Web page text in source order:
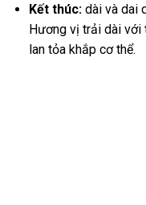
Kết thúc: dài và dai
Hương vị trải dài với
lan tỏa khắp cơ thể.